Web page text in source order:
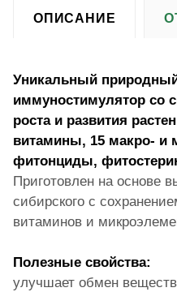
ОПИСАНИЕ
Уникальный природный
иммуностимулятор со
роста и развития
витамины, 15 макро- и
фитонциды,
Приготовлен на основе
сибирского с
витаминов и
Полезные свойства:
улучшает обмен